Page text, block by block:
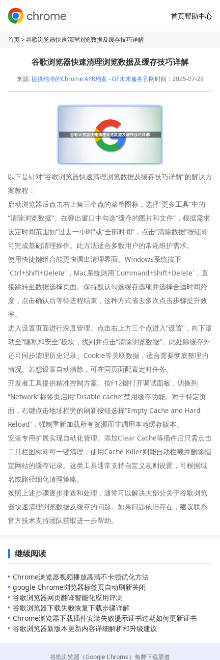
首页帮助中心
首页> 谷歌浏览器快速清理浏览数据及缓存技巧详解
谷歌浏览器快速清理浏览数据及缓存技巧详解
来源:提供纯净的Chrome APK档案 - OF未来服务官网时间：2025-07-29
以下是针对“谷歌浏览器快速清理浏览数据及缓存技巧详解”的解决方
案教程：
启动浏览器后点击右上角三个点的菜单图标，选择“更多工具”中的
“清除浏览数据”。在弹出窗口中勾选“缓存的图片和文件”，根据需求
设定时间范围如“过去一小时”或“全部时间”，点击“清除数据”按钮即
可完成基础清理操作。此方法适合多数用户的常规维护需求。
使用快捷键组合能更快调出清理界面。Windows系统按下
`Ctrl+Shift+Delete`，Mac系统则用`Command+Shift+Delete`，直
接跳转至数据选择页面。保持默认勾选缓存选项并选择合适时间跨
度，点击确认后等待进程结束，这种方式省去多次点击步骤提升效
率。
进入设置页面进行深度管理。点击右上方三个点进入“设置”，向下滚
动至“隐私和安全”板块，找到并点击“清除浏览数据”。此处除缓存外
还可同步清理历史记录、Cookie等关联数据，适合需要彻底整理的
情况。若想设置自动清除，可在同页面配置定时任务。
开发者工具提供精准控制方案。按F12键打开调试面板，切换到
“Network”标签页启用“Disable cache”禁用缓存功能。对于特定页
面，右键点击地址栏旁的刷新按钮选择“Empty Cache and Hard
Reload”，强制重新加载所有资源而非调用本地缓存版本。
安装专用扩展实现自动化管理。添加Clear Cache等插件后只需点击
工具栏图标即可一键清理；使用Cache Killer则能自动拦截并删除指
定网站的缓存记录。这类工具通常支持自定义规则设置，可根据域
名或路径细化清理策略。
按照上述步骤逐步排查和处理，通常可以解决大部分关于谷歌浏览
器快速清理浏览数据及缓存的问题。如果问题依旧存在，建议联系
官方技术支持团队获取进一步帮助。
继续阅读
Chrome浏览器视频播放高清不卡顿优化方法
google Chrome浏览器标签页自动刷新关闭
谷歌浏览器网页翻译智能化应用评测
谷歌浏览器下载失败恢复下载步骤详解
Chrome浏览器下载插件安装失败提示证书过期如何更新证书
谷歌浏览器新版本更新内容详细解析和升级建议
谷歌浏览器（Google Chrome）免费下载渠道